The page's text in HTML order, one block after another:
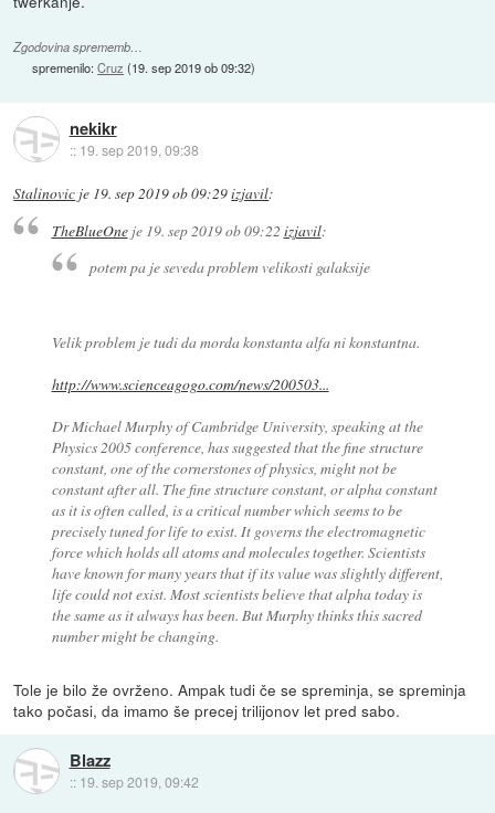
Zgodovina sprememb…
spremenilo:Cruz (19. sep 2019 ob 09:32)
nekikr
:: 19. sep 2019, 09:38
Stalinovic je 19. sep 2019 ob 09:29izjavil:
TheBlueOneje 19. sep 2019 ob 09:22 izjavil:
potem pa je seveda problem velikosti galaksije
Velik problem je tudi da morda konstanta alfa ni konstantna.
http://www.scienceagogo.com/news/200503...
Dr Michael Murphy of Cambridge University, speaking at the
Physics 2005 conference, has suggested that the fine structure
constant, one of the cornerstones of physics, might not be
constant after all. The fine structure constant, or alpha constant
as it is often called, is a critical number which seems to be
precisely tuned for life to exist. It governs the electromagnetic
force which holds all atoms and molecules together. Scientists
have known for many years that if its value was slightly different,
life could not exist. Most scientists believe that alpha today is
the same as it always has been. But Murphy thinks this sacred
number might be changing.
Tole je bilo že ovrženo. Ampak tudi če se spreminja, se spreminja
tako počasi, da imamo še precej trilijonov let pred sabo.
Blazz
:: 19. sep 2019, 09:42